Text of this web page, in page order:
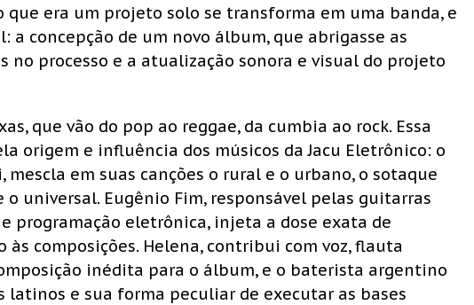
era um projeto solo se transforma em uma banda, e
concepção de um novo álbum, que abrigasse as
no processo e a atualização sonora e visual do projeto
que vão do pop ao reggae, da cumbia ao rock. Essa
origem e influência dos músicos da Jacu Eletrônico: o
mescla em suas canções o rural e o urbano, o sotaque
universal. Eugênio Fim, responsável pelas guitarras
programação eletrônica, injeta a dose exata de
composições. Helena, contribui com voz, flauta
inédita para o álbum, e o baterista argentino
latinos e sua forma peculiar de executar as bases